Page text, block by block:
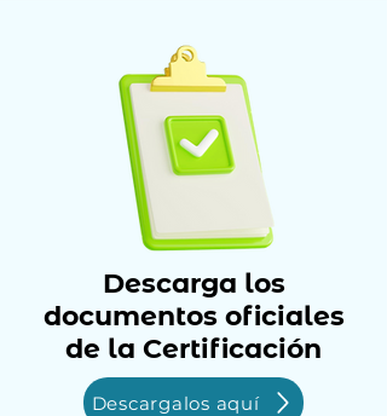
Descarga los
documentos oficiales
de la Certificación
Descargalos aquí